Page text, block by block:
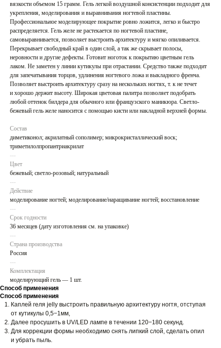
вязкости объемом 15 грамм. Гель легкой воздушной консистенции подходит для
укрепления, моделирования и выравнивания ногтевой пластины.
Профессиональное моделирующее покрытие ровно ложится, легко и быстро
распределяется. Гель желе не растекается по ногтевой пластине,
самовыравнивается, позволяет выстроить архитектуру и мягко опиливается.
Перекрывает свободный край в один слой, а так же скрывает полосы,
неровности и другие дефекты. Готовит ноготок к покрытию цветным гель
лаком. Не заметен у линии кутикулы при отрастании. Средство также подходит
для запечатывания торцов, удлинения ногтевого ложа и выкладного френча.
Позволяет выстроить архитектуру сразу на нескольких ногтях, т. к не течет
и хорошо держит высоту. Широкая цветовая палитра позволяет подобрать
любой оттенок билдера для обычного или французского маникюра. Светло-
бежевый гель желе наносится с помощью кисти или накладной верхней формы.
Состав
диметиконол; акрилатный сополимер; микрокристаллический воск;
триметилолпропантриакрилат
---
Цвет
бежевый; светло-розовый; натуральный
---
Действие
моделирование ногтей; моделирование/наращивание ногтей; восстановление
---
Срок годности
36 месяцев (дату изготовления см. на упаковке)
---
Страна производства
Россия
---
Комплектация
моделирующий гель — 1 шт.
Способ применения
Способ применения
Каплей геля jelly выстроить правильную архитектуру ногтя, отступая
от кутикулы 0,5−1мм,
Далее просушить в UV/LED лампе в течении 120−180 секунд.
Для коррекции формы необходимо снять липкий слой, сделать опил
и убрать пыль.
+7 909 423-98-04
вконтакте
тик-ток
телеграм-канал
zanonezakaz@yandex.ru